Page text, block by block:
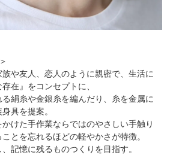
族や友人、恋人のように親密で、生活に
在』をコンセプトに、
絹糸や金銀糸を編んだり、糸を金属に
具を提案。
けた手作業ならではのやさしい手触り
とを忘れるほどの軽やかさが特徴。
記憶に残るものつくりを目指す。